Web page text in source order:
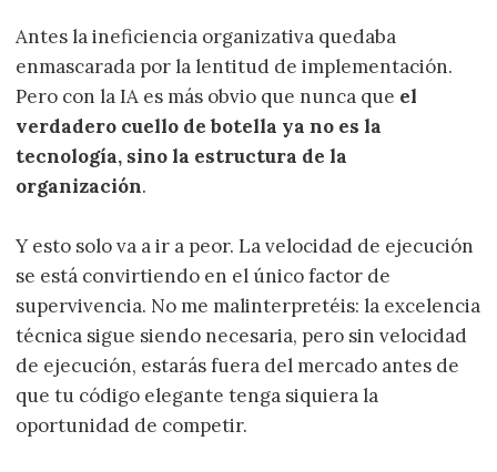
Antes la ineficiencia organizativa quedaba
enmascarada por la lentitud de implementación.
Pero con la IA es más obvio que nunca que el
verdadero cuello de botella ya no es la
tecnología, sino la estructura de la
organización.
Y esto solo va a ir a peor. La velocidad de ejecución
se está convirtiendo en el único factor de
supervivencia. No me malinterpretéis: la excelencia
técnica sigue siendo necesaria, pero sin velocidad
de ejecución, estarás fuera del mercado antes de
que tu código elegante tenga siquiera la
oportunidad de competir.